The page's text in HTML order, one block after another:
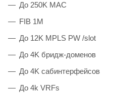
До 250K MAC
FIB 1M
До 12K MPLS PW /slot
До 4K бридж-доменов
До 4K сабинтерфейсов
До 4k VRFs